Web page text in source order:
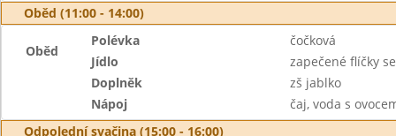
Oběd (11:00 - 14:00)
Oběd
Polévka
čočková
Jídlo
zapečené flíčky
Doplněk
zš jablko
Nápoj
čaj, voda s
Odpolední svačina (15:00 - 16:00)